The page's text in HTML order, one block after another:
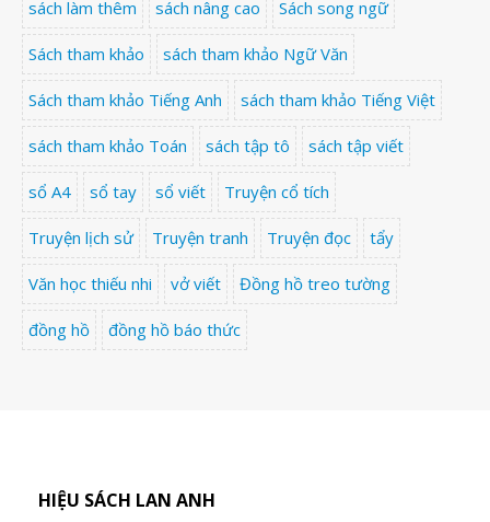
sách làm thêm sách nâng cao Sách song ngữ
Sách tham khảo sách tham khảo Ngữ Văn
Sách tham khảo Tiếng Anh sách tham khảo Tiếng Việt
sách tham khảo Toán sách tập tô sách tập viết
sổ A4 sổ tay sổ viết Truyện cổ tích
Truyện lịch sử Truyện tranh Truyện đọc tẩy
Văn học thiếu nhi vở viết Đồng hồ treo tường
đồng hồ đồng hồ báo thức
HIỆU SÁCH LAN ANH